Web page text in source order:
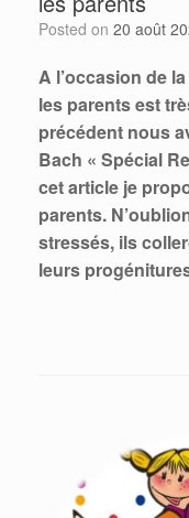
Posted on 20 août
A l’occasion de
les parents est
précédent nous
Bach « Spécial
cet article je
parents.
stressés, ils
leurs